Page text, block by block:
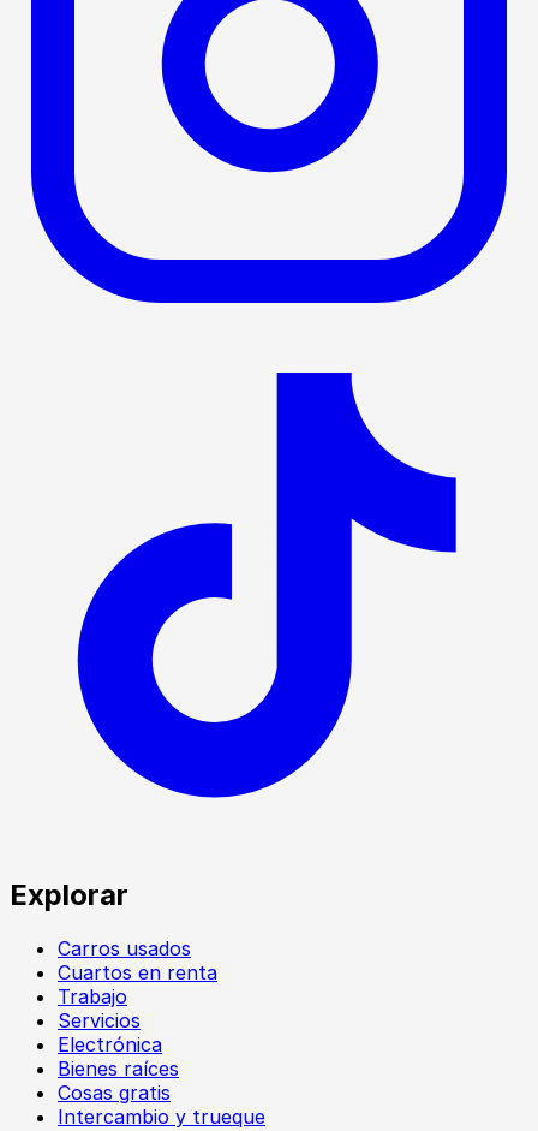
Explorar
Carros usados
Cuartos en renta
Trabajo
Servicios
Electrónica
Bienes raíces
Cosas gratis
Intercambio y trueque